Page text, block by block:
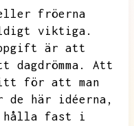
fröerna
viktiga.
är att
Att
för att man
de här idéerna,
hålla fast i